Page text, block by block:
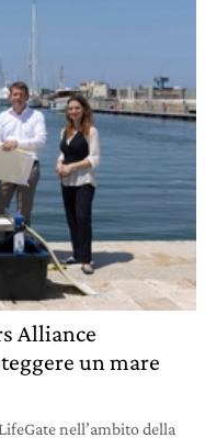
Alliance
un mare
nell’ambito della